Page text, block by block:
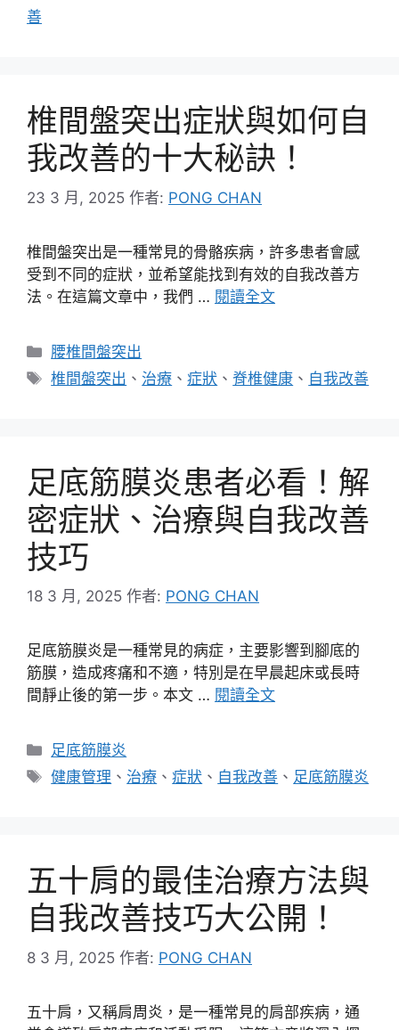
善
椎間盤突出症狀與如何自
我改善的十大秘訣！
23 3 月, 2025 作者: PONG CHAN
椎間盤突出是一種常見的骨骼疾病，許多患者會感
受到不同的症狀，並希望能找到有效的自我改善方
法。在這篇文章中，我們 … 閱讀全文
分
類
腰椎間盤突出
標
椎間盤突出 、 治療 、症狀 、脊椎健康 、 自我改善
足底筋膜炎患者必看！解
密症狀、治療與自我改善
技巧
18 3 月, 2025 作者: PONG CHAN
足底筋膜炎是一種常見的病症，主要影響到腳底的
筋膜，造成疼痛和不適，特別是在早晨起床或長時
間靜止後的第一步。本文 … 閱讀全文
分
類
足底筋膜炎
標
健康管理 、 治療 、症狀 、 自我改善 、 足底筋膜炎
五十肩的最佳治療方法與
自我改善技巧大公開！
8 3 月, 2025 作者: PONG CHAN
五十肩，又稱肩周炎，是一種常見的肩部疾病，通